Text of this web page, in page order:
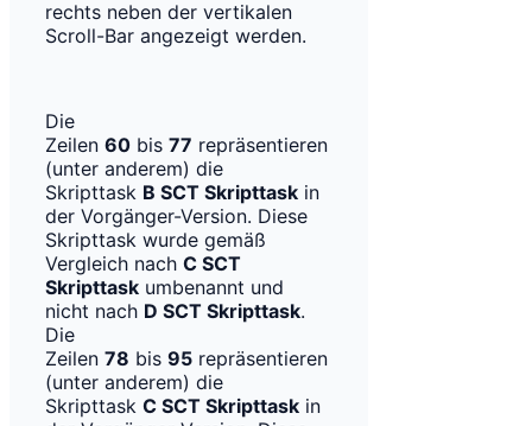
rechts neben der vertikalen
Scroll-Bar angezeigt werden.
Die
Zeilen 60 bis 77 repräsentieren
(unter anderem) die
Skripttask B SCT Skripttask in
der Vorgänger-Version. Diese
Skripttask wurde gemäß
Vergleich nach C SCT
Skripttask umbenannt und
nicht nach D SCT Skripttask.
Die
Zeilen 78 bis 95 repräsentieren
(unter anderem) die
Skripttask C SCT Skripttask in